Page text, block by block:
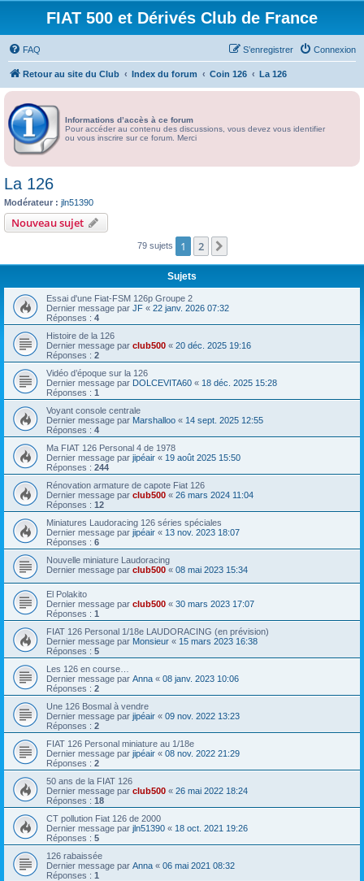
FIAT 500 et Dérivés Club de France
FAQ Connexion
S’enregistrer
Retour au site du Club Index du forum Coin 126 La 126
Informations d’accès à ce forum
Pour accéder au contenu des discussions, vous devez vous identifier
ou vous inscrire sur ce forum. Merci
La 126
Modérateur : jln51390
Nouveau sujet
79 sujets 1 2
Sujets
Essai d'une Fiat-FSM 126p Groupe 2
Dernier message par JF « 22 janv. 2026 07:32
Réponses : 4
Histoire de la 126
Dernier message par club500 « 20 déc. 2025 19:16
Réponses : 2
Vidéo d’époque sur la 126
Dernier message par DOLCEVITA60 « 18 déc. 2025 15:28
Réponses : 1
Voyant console centrale
Dernier message par Marshalloo « 14 sept. 2025 12:55
Réponses : 4
Ma FIAT 126 Personal 4 de 1978
Dernier message par jipéair « 19 août 2025 15:50
Réponses : 244
Rénovation armature de capote Fiat 126
Dernier message par club500 « 26 mars 2024 11:04
Réponses : 12
Miniatures Laudoracing 126 séries spéciales
Dernier message par jipéair « 13 nov. 2023 18:07
Réponses : 6
Nouvelle miniature Laudoracing
Dernier message par club500 « 08 mai 2023 15:34
El Polakito
Dernier message par club500 « 30 mars 2023 17:07
Réponses : 1
FIAT 126 Personal 1/18e LAUDORACING (en prévision)
Dernier message par Monsieur « 15 mars 2023 16:38
Réponses : 5
Les 126 en course…
Dernier message par Anna « 08 janv. 2023 10:06
Réponses : 2
Une 126 Bosmal à vendre
Dernier message par jipéair « 09 nov. 2022 13:23
Réponses : 2
FIAT 126 Personal miniature au 1/18e
Dernier message par jipéair « 08 nov. 2022 21:29
Réponses : 2
50 ans de la FIAT 126
Dernier message par club500 « 26 mai 2022 18:24
Réponses : 18
CT pollution Fiat 126 de 2000
Dernier message par jln51390 « 18 oct. 2021 19:26
Réponses : 5
126 rabaissée
Dernier message par Anna « 06 mai 2021 08:32
Réponses : 1